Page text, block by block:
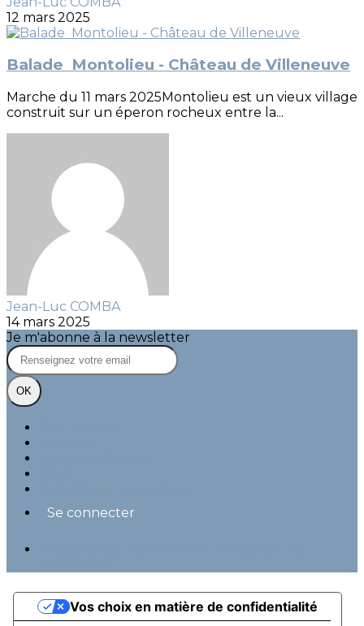
12 mars 2025
Balade Montolieu - Château de Villeneuve
Marche du 11 mars 2025Montolieu est un vieux village
construit sur un éperon rocheux entre la...
Jean-Luc COMBA
14 mars 2025
Je m'abonne à la newsletter
OK
Se connecter
Vos choix en matière de confidentialité